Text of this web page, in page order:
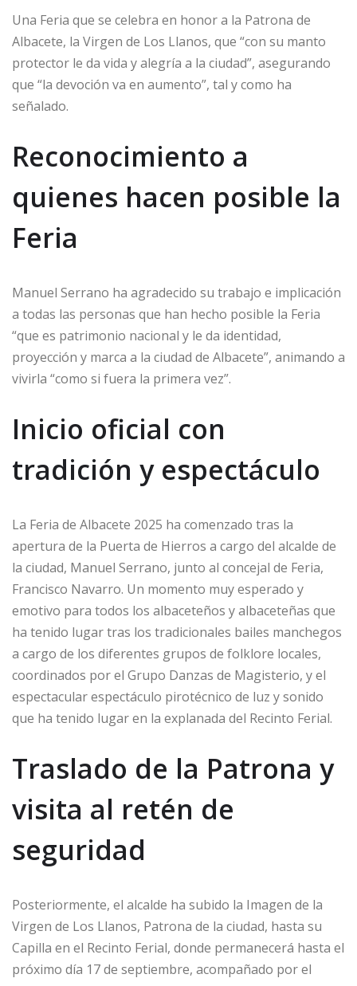
Una Feria que se celebra en honor a la Patrona de
Albacete, la Virgen de Los Llanos, que “con su manto
protector le da vida y alegría a la ciudad”, asegurando
que “la devoción va en aumento”, tal y como ha
señalado.
Reconocimiento a
quienes hacen posible la
Feria
Manuel Serrano ha agradecido su trabajo e implicación
a todas las personas que han hecho posible la Feria
“que es patrimonio nacional y le da identidad,
proyección y marca a la ciudad de Albacete”, animando a
vivirla “como si fuera la primera vez”.
Inicio oficial con
tradición y espectáculo
La Feria de Albacete 2025 ha comenzado tras la
apertura de la Puerta de Hierros a cargo del alcalde de
la ciudad, Manuel Serrano, junto al concejal de Feria,
Francisco Navarro. Un momento muy esperado y
emotivo para todos los albaceteños y albaceteñas que
ha tenido lugar tras los tradicionales bailes manchegos
a cargo de los diferentes grupos de folklore locales,
coordinados por el Grupo Danzas de Magisterio, y el
espectacular espectáculo pirotécnico de luz y sonido
que ha tenido lugar en la explanada del Recinto Ferial.
Traslado de la Patrona y
visita al retén de
seguridad
Posteriormente, el alcalde ha subido la Imagen de la
Virgen de Los Llanos, Patrona de la ciudad, hasta su
Capilla en el Recinto Ferial, donde permanecerá hasta el
próximo día 17 de septiembre, acompañado por el